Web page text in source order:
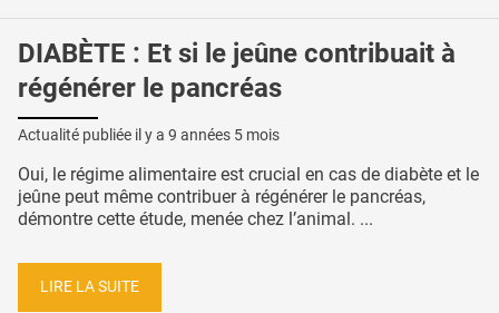
DIABÈTE : Et si le jeûne contribuait à
régénérer le pancréas
Actualité publiée il y a 9 années 5 mois
Oui, le régime alimentaire est crucial en cas de diabète et le
jeûne peut même contribuer à régénérer le pancréas,
démontre cette étude, menée chez l’animal. ...
LIRE LA SUITE